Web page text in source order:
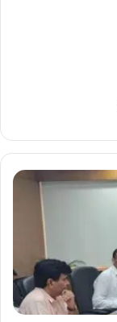
नगरीय
जनसमस्या
शिविरों
में
शुरूआती
6